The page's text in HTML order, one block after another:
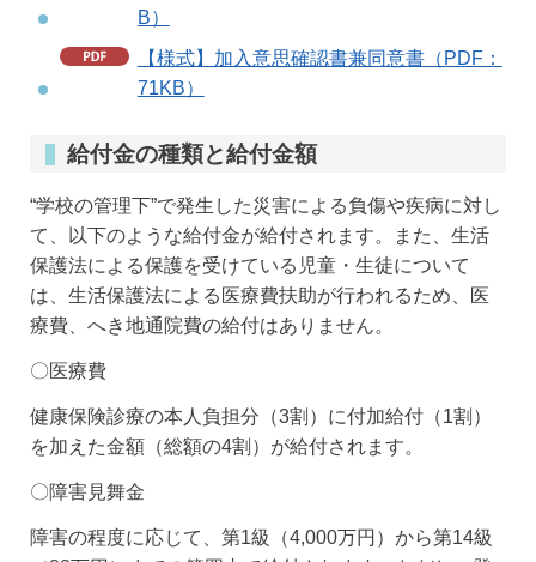
B）
【様式】加入意思確認書兼同意書（PDF：
71KB）
給付金の種類と給付金額
“学校の管理下”で発生した災害による負傷や疾病に対し
て、以下のような給付金が給付されます。また、生活
保護法による保護を受けている児童・生徒について
は、生活保護法による医療費扶助が行われるため、医
療費、へき地通院費の給付はありません。
〇医療費
健康保険診療の本人負担分（3割）に付加給付（1割）
を加えた金額（総額の4割）が給付されます。
〇障害見舞金
障害の程度に応じて、第1級（4,000万円）から第14級